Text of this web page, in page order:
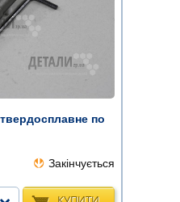
по
Закінчується